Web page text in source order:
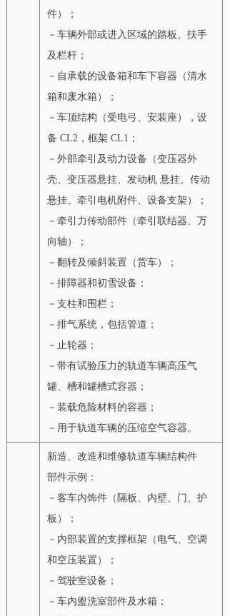
件）；
－车辆外部或进入区域的踏板、扶手
及栏杆；
－自承载的设备箱和车下容器（清水
箱和废水箱）；
－车顶结构（受电弓、安装座），设
备 CL2，框架 CL1；
－外部牵引及动力设备（变压器外
壳、变压器悬挂、发动机 悬挂、传动
悬挂、牵引电机附件、设备支架）；
－牵引力传动部件（牵引联结器、万
向轴）；
－翻转及倾斜装置（货车）；
－排障器和初雪设备；
－支柱和围栏；
－排气系统，包括管道；
－止轮器；
－带有试验压力的轨道车辆高压气
罐、槽和罐槽式容器；
－装载危险材料的容器；
－用于轨道车辆的压缩空气容器。
新造、改造和维修轨道车辆结构件
部件示例：
－客车内饰件（隔板、内壁、门、护
板）；
－内部装置的支撑框架（电气、空调
和空压装置）；
－驾驶室设备；
－车内盥洗室部件及水箱；